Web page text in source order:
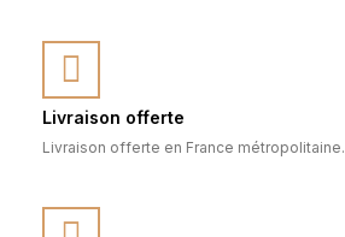
Livraison offerte
Livraison offerte en France métropolitaine.